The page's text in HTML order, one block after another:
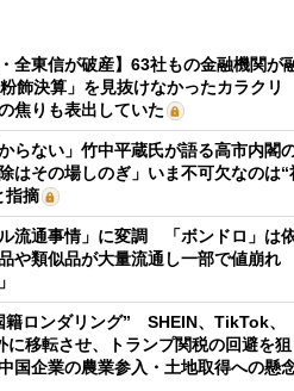
全東信が破産】63社もの金融機関が
飾決算」を見抜けなかったカラク
焦りも表出していた
らない」竹中平蔵氏が語る高市内閣
その場しのぎ」いま不可欠なのは“
指摘
流通事情」に変調 「ボンドロ」は
や類似品が大量流通し一部で値崩
籍ロンダリング” SHEIN、TikTok、
移転させ、トランプ関税の回避を
国企業の農業参入・土地取得への懸